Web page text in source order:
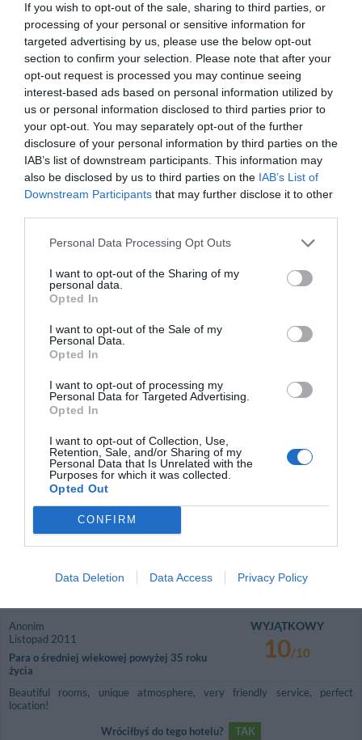
If you wish to opt-out of the sale, sharing to third parties, or
processing of your personal or sensitive information for
targeted advertising by us, please use the below opt-out
section to confirm your selection. Please note that after your
opt-out request is processed you may continue seeing
interest-based ads based on personal information utilized by
us or personal information disclosed to third parties prior to
your opt-out. You may separately opt-out of the further
disclosure of your personal information by third parties on the
IAB’s list of downstream participants. This information may
also be disclosed by us to third parties on the IAB’s List of
Downstream Participants that may further disclose it to other
Personal Data Processing Opt Outs
I want to opt-out of the Sharing of my
personal data.
Opted In
I want to opt-out of the Sale of my
Personal Data.
Opted In
I want to opt-out of processing my
Personal Data for Targeted Advertising.
Opted In
I want to opt-out of Collection, Use,
Retention, Sale, and/or Sharing of my
Personal Data that Is Unrelated with the
Purposes for which it was collected.
Opted Out
CONFIRM
Data Deletion Data Access Privacy Policy
Para o średniej wiekowej poniżej 35 roku
życia
Pokój bardzo duży przestronny. Hotel położony w centrum- bardzo dobra
lokalizacja. Jedyny minu to brak recepcji- przez co był problem z dostaniem
się do pokoju.
Wróciłbyś do tego hotelu?
TAK
szczegóły
Peter
Niemcy
Październik 2012
życia
BARDZO DOBRY
8/10
Wróciłbyś do tego hotelu?
szczegóły
Sierpień 2012
Para o średniej wiekowej powyżej 35 roku
10 /10
Excelente ubicación. Hotel muy pintoresco. Recomendable 100%.
szczegóły
Maj 2012
Para o średniej wiekowej powyżej 35 roku
10/10
Anonim
Listopad 2011
Para o średniej wiekowej powyżej 35 roku
życia
WYJĄTKOWY
10/10
Beautiful rooms, unique atmosphere, very friendly service, perfect
location!
Wróciłbyś do tego hotelu?
TAK